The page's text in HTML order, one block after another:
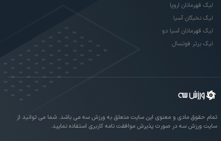
لیگ قهرمانان اروپا
لیگ نخبگان آسیا
لیگ قهرمانان آسیا دو
لیگ برتر فوتسال
تمام حقوق مادی و معنوی این سایت متعلق به ورزش سه می باشد. شما می توانید از
سایت ورزش سه در صورت پذیرش موافقت نامه کاربری استفاده نمایید.